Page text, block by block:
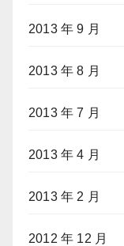
2013 年 9 月
2013 年 8 月
2013 年 7 月
2013 年 4 月
2013 年 2 月
2012 年 12 月